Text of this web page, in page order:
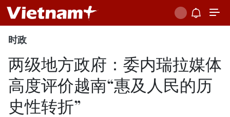
时政
两级地方政府：委内瑞拉媒体
高度评价越南“惠及人民的历
史性转折”